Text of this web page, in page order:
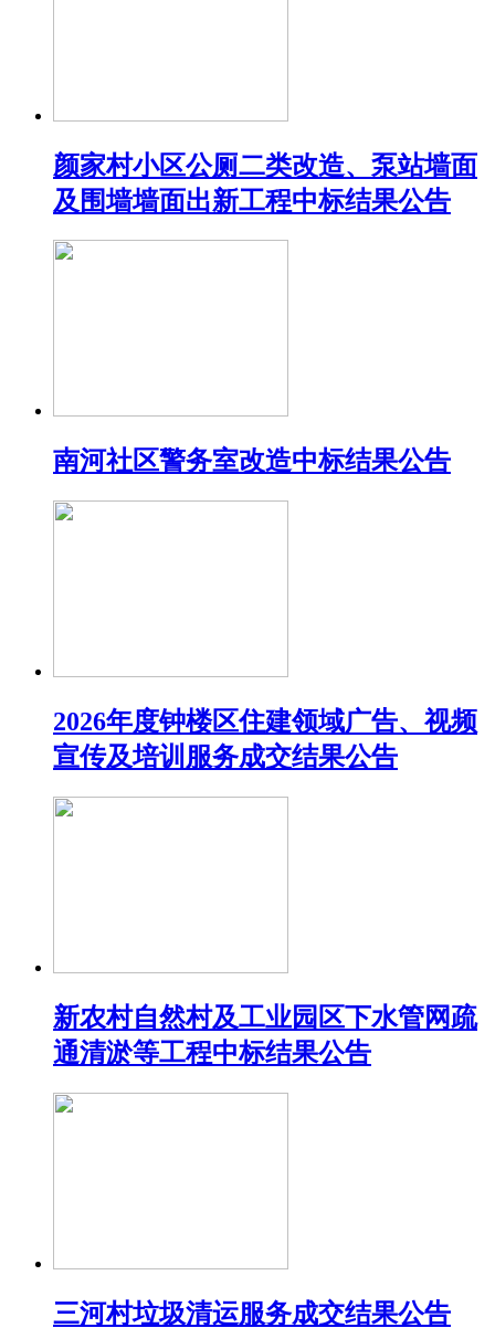
颜家村小区公厕二类改造、泵站墙面
及围墙墙面出新工程中标结果公告
南河社区警务室改造中标结果公告
2026年度钟楼区住建领域广告、视频
宣传及培训服务成交结果公告
新农村自然村及工业园区下水管网疏
通清淤等工程中标结果公告
三河村垃圾清运服务成交结果公告